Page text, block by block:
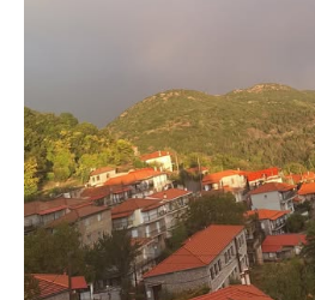
Οπτικοακουστικά
Φωτορεπορτάζ
Δημοτικά Τραγούδια
Videos
Albums Φωτογραφιών